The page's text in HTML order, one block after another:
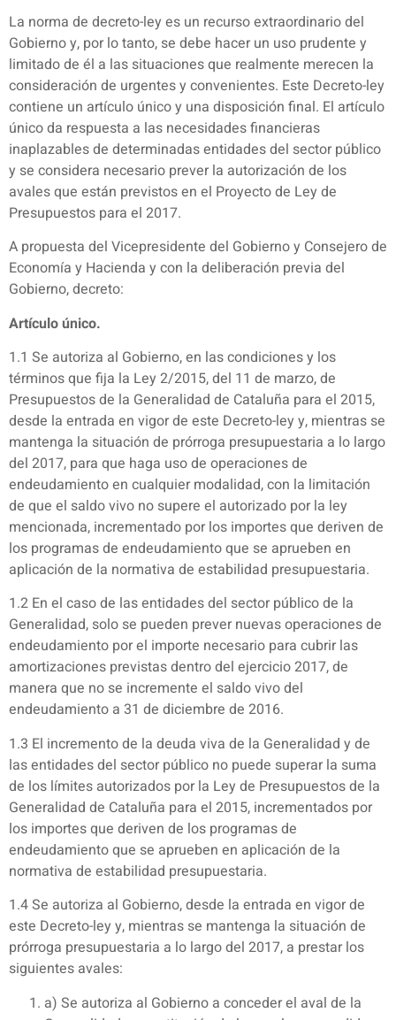
La norma de decreto-ley es un recurso extraordinario del
Gobierno y, por lo tanto, se debe hacer un uso prudente y
limitado de él a las situaciones que realmente merecen la
consideración de urgentes y convenientes. Este Decreto-ley
contiene un artículo único y una disposición final. El artículo
único da respuesta a las necesidades financieras
inaplazables de determinadas entidades del sector público
y se considera necesario prever la autorización de los
avales que están previstos en el Proyecto de Ley de
Presupuestos para el 2017.
A propuesta del Vicepresidente del Gobierno y Consejero de
Economía y Hacienda y con la deliberación previa del
Gobierno, decreto:
Artículo único.
1.1 Se autoriza al Gobierno, en las condiciones y los
términos que fija la Ley 2/2015, del 11 de marzo, de
Presupuestos de la Generalidad de Cataluña para el 2015,
desde la entrada en vigor de este Decreto-ley y, mientras se
mantenga la situación de prórroga presupuestaria a lo largo
del 2017, para que haga uso de operaciones de
endeudamiento en cualquier modalidad, con la limitación
de que el saldo vivo no supere el autorizado por la ley
mencionada, incrementado por los importes que deriven de
los programas de endeudamiento que se aprueben en
aplicación de la normativa de estabilidad presupuestaria.
1.2 En el caso de las entidades del sector público de la
Generalidad, solo se pueden prever nuevas operaciones de
endeudamiento por el importe necesario para cubrir las
amortizaciones previstas dentro del ejercicio 2017, de
manera que no se incremente el saldo vivo del
endeudamiento a 31 de diciembre de 2016.
1.3 El incremento de la deuda viva de la Generalidad y de
las entidades del sector público no puede superar la suma
de los límites autorizados por la Ley de Presupuestos de la
Generalidad de Cataluña para el 2015, incrementados por
los importes que deriven de los programas de
endeudamiento que se aprueben en aplicación de la
normativa de estabilidad presupuestaria.
1.4 Se autoriza al Gobierno, desde la entrada en vigor de
este Decreto-ley y, mientras se mantenga la situación de
prórroga presupuestaria a lo largo del 2017, a prestar los
siguientes avales:
a) Se autoriza al Gobierno a conceder el aval de la